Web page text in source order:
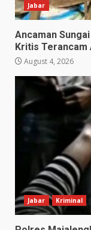
Jabar
Ancaman
Kritis Terancam
August 4, 2026
Jabar Kriminal